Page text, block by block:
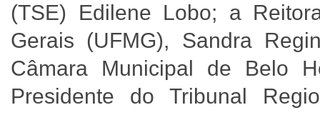
(TSE) Edilene Lobo; a
Gerais (UFMG), Sandra
Câmara Municipal de Belo
Presidente do Tribunal